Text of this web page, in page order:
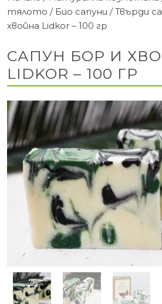
тялото / Био сапуни /Твърди
хвойна Lidkor – 100 гр
САПУН БОР И
LIDKOR – 100 ГР